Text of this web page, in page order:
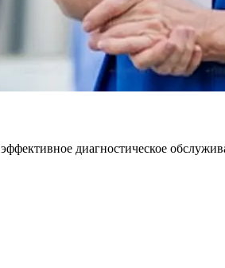
диагностическое